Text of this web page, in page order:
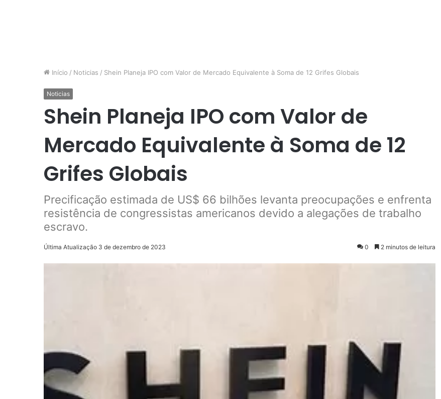
Início / Noticias / Shein Planeja IPO com Valor de Mercado Equivalente à Soma de 12 Grifes Globais
Noticias
Shein Planeja IPO com Valor de
Mercado Equivalente à Soma de 12
Grifes Globais
Precificação estimada de US$ 66 bilhões levanta preocupações e enfrenta
resistência de congressistas americanos devido a alegações de trabalho
escravo.
Última Atualização 3 de dezembro de 2023 0 2 minutos de leitura